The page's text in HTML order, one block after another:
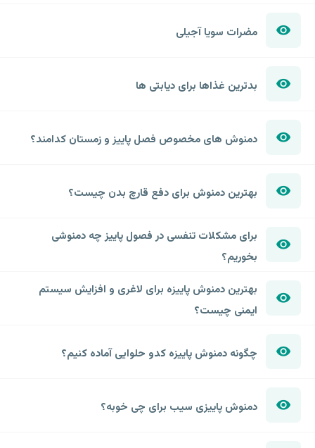
مضرات سویا آجیلی
بدترین غذاها برای دیابتی ها
دمنوش های مخصوص فصل پاییز و زمستان کدامند؟
بهترین دمنوش برای دفع قارچ بدن چیست؟
برای مشکلات تنفسی در فصول پاییز چه دمنوشی
بخوریم؟
بهترین دمنوش پاییزه برای لاغری و افزایش سیستم
ایمنی چیست؟
چگونه دمنوش پاییزه کدو حلوایی آماده کنیم؟
دمنوش پاییزی سیب برای چی خوبه؟